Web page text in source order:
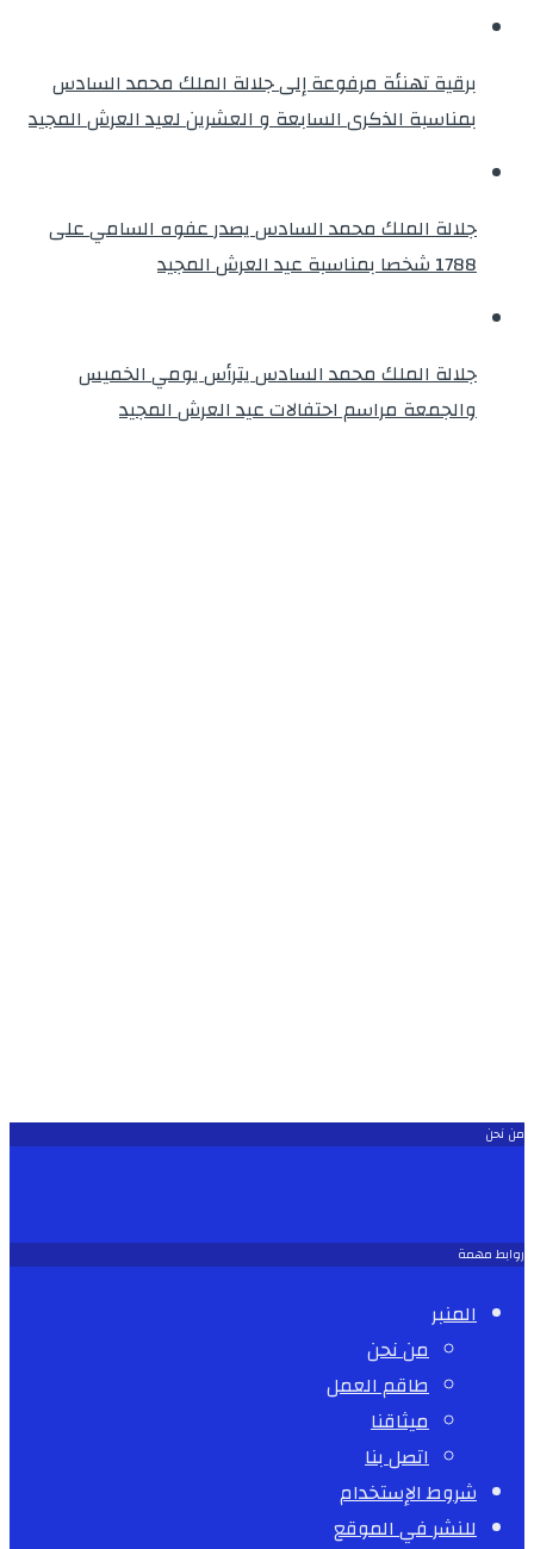
برقية تهنئة مرفوعة إلى جلالة الملك محمد السادس
بمناسبة الذكرى السابعة و العشرين لعيد العرش المجيد
جلالة الملك محمد السادس يصدر عفوه السامي على
1788 شخصا بمناسبة عيد العرش المجيد
جلالة الملك محمد السادس يترأس يومي الخميس
والجمعة مراسم احتفالات عيد العرش المجيد
من نحن
روابط مهمة
المنبر
من نحن
طاقم العمل
ميثاقنا
اتصل بنا
شروط الإستخدام
للنشر في الموقع